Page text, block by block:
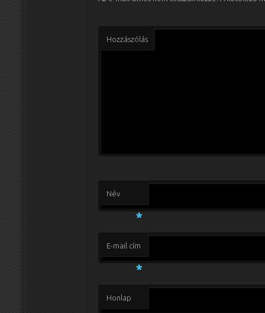
Hozzászólás
Név
*
E-mail cím
*
Honlap